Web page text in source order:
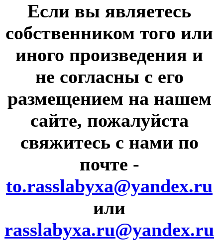
Если вы являетесь
собственником того или
иного произведения и
не согласны с его
размещением на нашем
сайте, пожалуйста
свяжитесь с нами по
почте -
to.rasslabyxa@yandex.ru
или
rasslabyxa.ru@yandex.ru